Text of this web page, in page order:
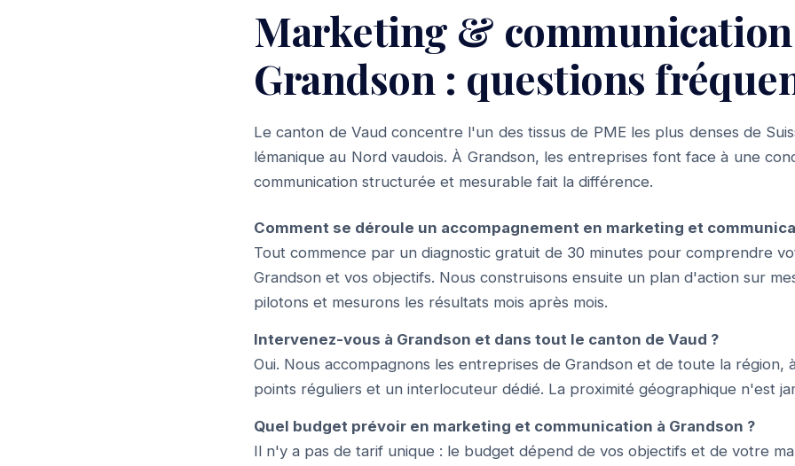
Marketing &
Grandson : questions
Le canton de Vaud concentre l'un des tissus de PME les plus denses de
lémanique au Nord vaudois. À Grandson, les entreprises font face à une
communication structurée et mesurable fait la différence.
Comment se déroule un accompagnement en marketing et
Tout commence par un diagnostic gratuit de 30 minutes pour comprendre
Grandson et vos objectifs. Nous construisons ensuite un plan d'action sur
pilotons et mesurons les résultats mois après mois.
Intervenez-vous à Grandson et dans tout le canton de Vaud ?
Oui. Nous accompagnons les entreprises de Grandson et de toute la région,
points réguliers et un interlocuteur dédié. La proximité géographique n'est
Quel budget prévoir en marketing et communication à Grandson ?
Il n'y a pas de tarif unique : le budget dépend de vos objectifs et de votre